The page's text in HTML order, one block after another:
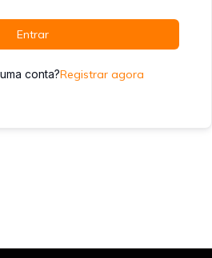
Entrar
conta?Registrar agora